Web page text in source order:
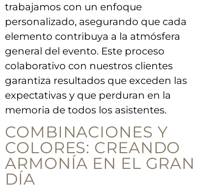
trabajamos ⁤con ​un enfoque
personalizado, asegurando que ‌cada
elemento⁤ contribuya ⁣a⁢ la ⁢atmósfera
⁢general del evento. Este proceso
colaborativo con nuestros‌ clientes
garantiza resultados ⁣que exceden las
expectativas y ‍que ‍perduran ​en la
memoria de todos los asistentes.
COMBINACIONES Y
COLORES: CREANDO
ARMONÍA‌ EN EL GRAN
DÍA